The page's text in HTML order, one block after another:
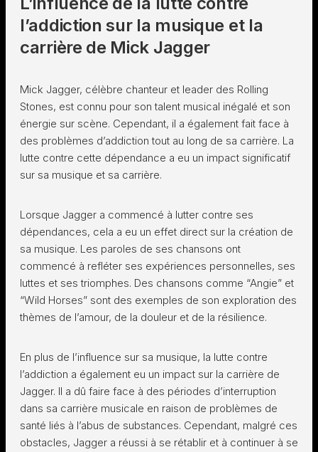
l’addiction sur la musique et la
carrière de Mick Jagger
Mick Jagger, célèbre chanteur et leader des Rolling
Stones, est connu pour son talent musical inégalé et son
énergie sur scène. Cependant, il a également fait face à
des problèmes d’addiction tout au long de sa carrière. La
lutte contre cette dépendance a eu un impact significatif
sur sa musique et sa carrière.
Lorsque Jagger a commencé à lutter contre ses
dépendances, cela a eu un effet direct sur la création de
sa musique. Les paroles de ses chansons ont
commencé à refléter ses expériences personnelles, ses
luttes et ses triomphes. Des chansons comme “Angie” et
“Wild Horses” sont des exemples de son exploration des
thèmes de l’amour, de la douleur et de la résilience.
En plus de l’influence sur sa musique, la lutte contre
l’addiction a également eu un impact sur la carrière de
Jagger. Il a dû faire face à des périodes d’interruption
dans sa carrière musicale en raison de problèmes de
santé liés à l’abus de substances. Cependant, malgré ces
obstacles, Jagger a réussi à se rétablir et à continuer à se